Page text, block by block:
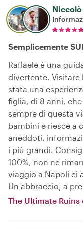
Niccolò
Semplicemente
Raffaele è una
divertente. Visitare
stata una
figlia, di 8 anni,
sempre di questa
bambini e riesce a
aneddoti,
i più grandi.
100%, non ne
viaggio a Napoli ci
Un abbraccio, a
The Ultimate